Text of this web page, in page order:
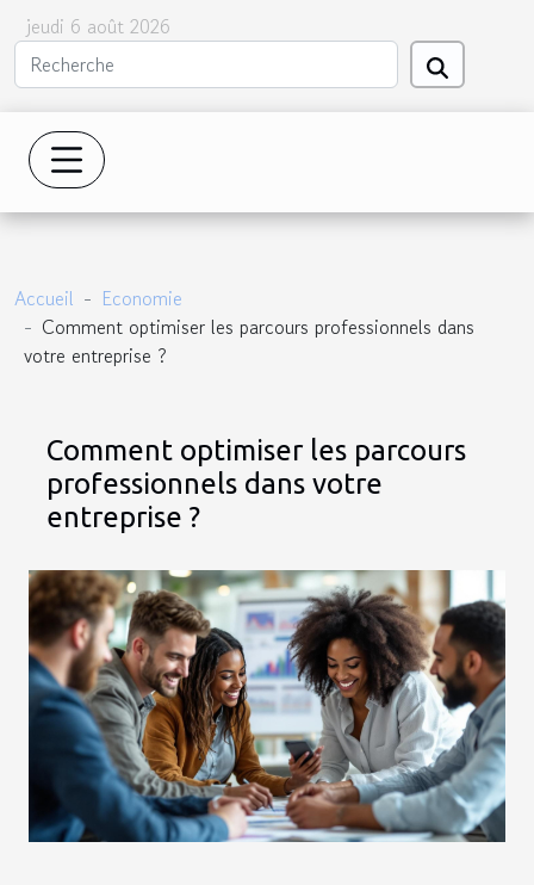
jeudi 6 août 2026
Accueil
Economie
Comment optimiser les parcours professionnels dans
votre entreprise ?
Comment optimiser les parcours
professionnels dans votre
entreprise ?